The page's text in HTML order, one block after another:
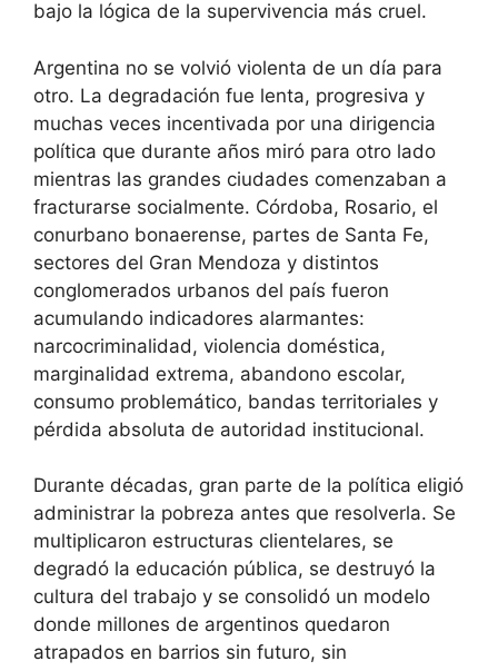
bajo la lógica de la supervivencia más cruel.
Argentina no se volvió violenta de un día para
otro. La degradación fue lenta, progresiva y
muchas veces incentivada por una dirigencia
política que durante años miró para otro lado
mientras las grandes ciudades comenzaban a
fracturarse socialmente. Córdoba, Rosario, el
conurbano bonaerense, partes de Santa Fe,
sectores del Gran Mendoza y distintos
conglomerados urbanos del país fueron
acumulando indicadores alarmantes:
narcocriminalidad, violencia doméstica,
marginalidad extrema, abandono escolar,
consumo problemático, bandas territoriales y
pérdida absoluta de autoridad institucional.
Durante décadas, gran parte de la política eligió
administrar la pobreza antes que resolverla. Se
multiplicaron estructuras clientelares, se
degradó la educación pública, se destruyó la
cultura del trabajo y se consolidó un modelo
donde millones de argentinos quedaron
atrapados en barrios sin futuro, sin